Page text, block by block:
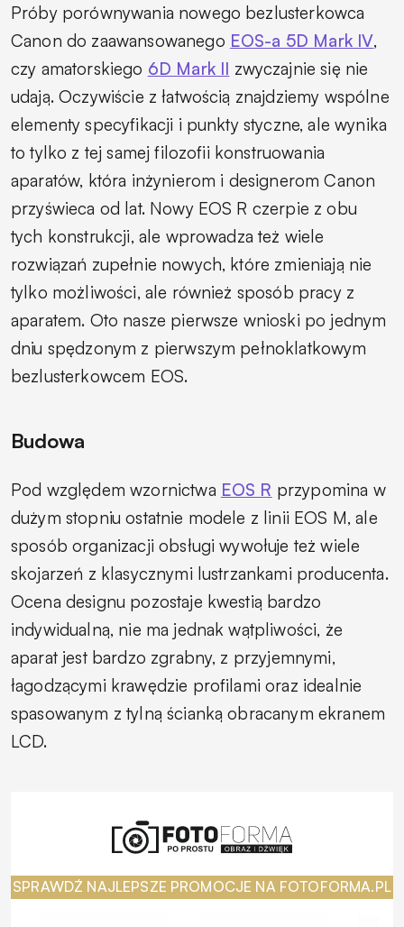
Próby porównywania nowego bezlusterkowca
Canon do zaawansowanego EOS-a 5D Mark IV,
czy amatorskiego 6D Mark II zwyczajnie się nie
udają. Oczywiście z łatwością znajdziemy wspólne
elementy specyfikacji i punkty styczne, ale wynika
to tylko z tej samej filozofii konstruowania
aparatów, która inżynierom i designerom Canon
przyświeca od lat. Nowy EOS R czerpie z obu
tych konstrukcji, ale wprowadza też wiele
rozwiązań zupełnie nowych, które zmieniają nie
tylko możliwości, ale również sposób pracy z
aparatem. Oto nasze pierwsze wnioski po jednym
dniu spędzonym z pierwszym pełnoklatkowym
bezlusterkowcem EOS.
Budowa
Pod względem wzornictwa EOS R przypomina w
dużym stopniu ostatnie modele z linii EOS M, ale
sposób organizacji obsługi wywołuje też wiele
skojarzeń z klasycznymi lustrzankami producenta.
Ocena designu pozostaje kwestią bardzo
indywidualną, nie ma jednak wątpliwości, że
aparat jest bardzo zgrabny, z przyjemnymi,
łagodzącymi krawędzie profilami oraz idealnie
spasowanym z tylną ścianką obracanym ekranem
LCD.
SPRAWDŹ NAJLEPSZE PROMOCJE NA FOTOFORMA.PL